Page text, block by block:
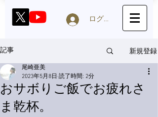
ログイン
記事 新規登録
おサボりご飯でお疲れさ
ま乾杯。
尾崎亜美
2023年5月8日 読了時間: 2分